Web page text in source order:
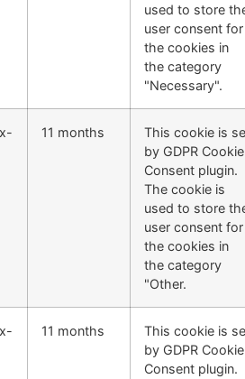
used to store
user consent for
the cookies in
the category
"Necessary".
11 months
This cookie is
by GDPR Cookie
Consent plugin.
The cookie is
used to store
user consent for
the cookies in
the category
"Other.
11 months
This cookie is
by GDPR Cookie
Consent plugin.